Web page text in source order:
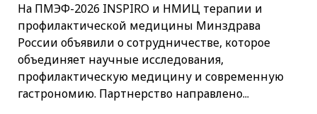
На ПМЭФ-2026 INSPIRO и НМИЦ терапии и
профилактической медицины Минздрава
России объявили о сотрудничестве, которое
объединяет научные исследования,
профилактическую медицину и современную
гастрономию. Партнерство направлено...